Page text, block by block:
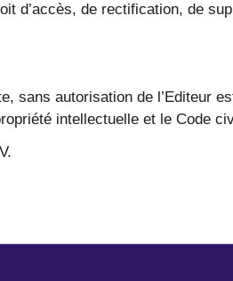
d’accès, de rectification, de
sans autorisation de l’Editeur
intellectuelle et le Code